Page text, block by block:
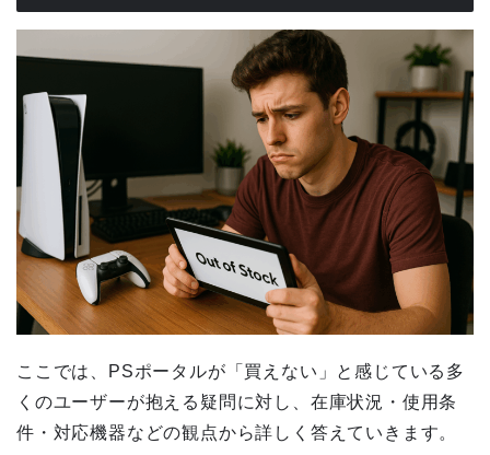
ここでは、PSポータルが「買えない」と感じている多
くのユーザーが抱える疑問に対し、在庫状況・使用条
件・対応機器などの観点から詳しく答えていきます。